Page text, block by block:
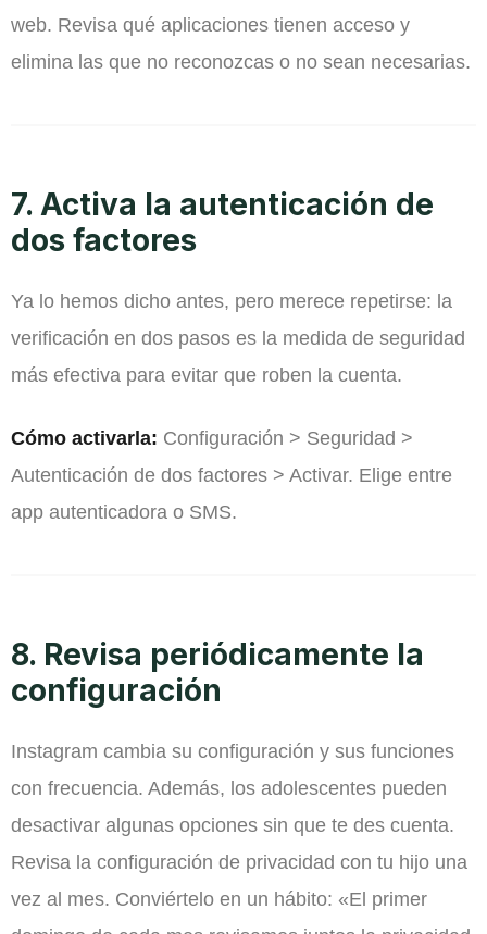
web. Revisa qué aplicaciones tienen acceso y
elimina las que no reconozcas o no sean necesarias.
7. Activa la autenticación de
dos factores
Ya lo hemos dicho antes, pero merece repetirse: la
verificación en dos pasos es la medida de seguridad
más efectiva para evitar que roben la cuenta.
Cómo activarla: Configuración > Seguridad >
Autenticación de dos factores > Activar. Elige entre
app autenticadora o SMS.
8. Revisa periódicamente la
configuración
Instagram cambia su configuración y sus funciones
con frecuencia. Además, los adolescentes pueden
desactivar algunas opciones sin que te des cuenta.
Revisa la configuración de privacidad con tu hijo una
vez al mes. Conviértelo en un hábito: «El primer